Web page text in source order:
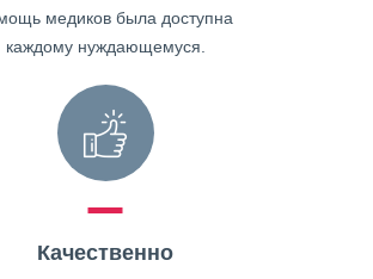
медиков была доступна
каждому нуждающемуся.
Качественно